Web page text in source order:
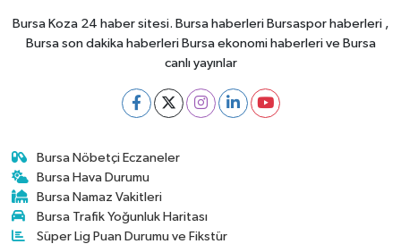
Bursa Koza 24 haber sitesi. Bursa haberleri Bursaspor haberleri ,
Bursa son dakika haberleri Bursa ekonomi haberleri ve Bursa
canlı yayınlar
Bursa Nöbetçi Eczaneler
Bursa Hava Durumu
Bursa Namaz Vakitleri
Bursa Trafik Yoğunluk Haritası
Süper Lig Puan Durumu ve Fikstür